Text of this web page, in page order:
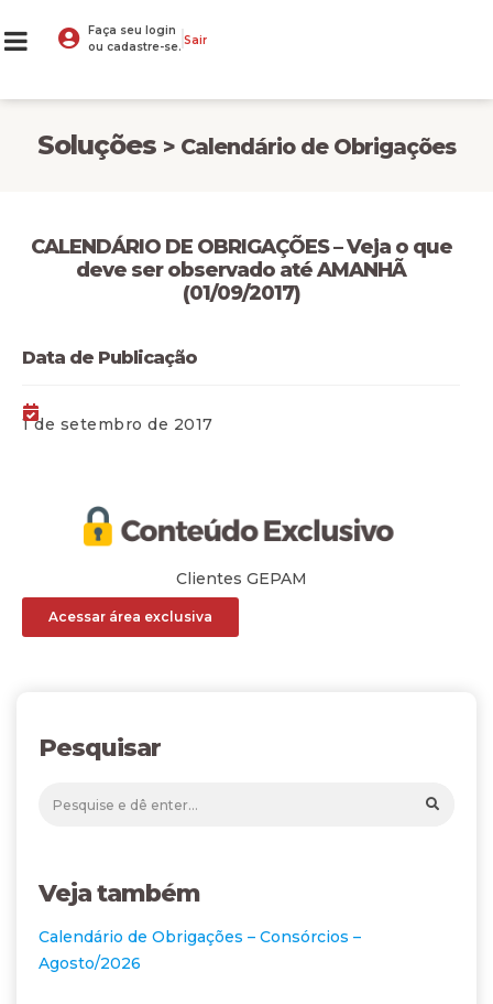
Faça seu login
ou cadastre-se. Sair
Soluções > Calendário de Obrigações
CALENDÁRIO DE OBRIGAÇÕES – Veja o que
deve ser observado até AMANHÃ
(01/09/2017)
Data de Publicação
1 de setembro de 2017
Clientes GEPAM
Acessar área exclusiva
Pesquisar
Veja também
Calendário de Obrigações – Consórcios –
Agosto/2026